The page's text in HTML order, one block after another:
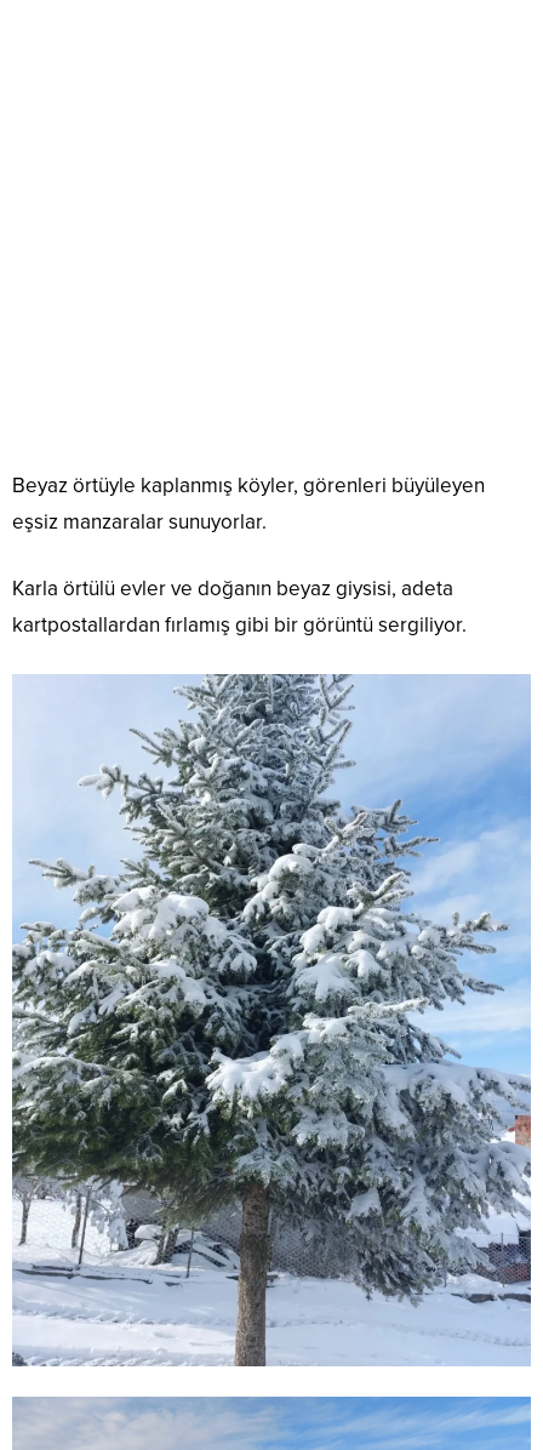
Beyaz örtüyle kaplanmış köyler, görenleri büyüleyen
eşsiz manzaralar sunuyorlar.
Karla örtülü evler ve doğanın beyaz giysisi, adeta
kartpostallardan fırlamış gibi bir görüntü sergiliyor.